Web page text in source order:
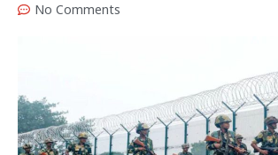
No Comments